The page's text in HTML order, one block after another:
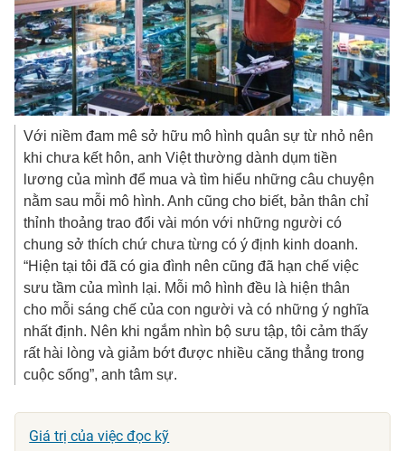
Với niềm đam mê sở hữu mô hình quân sự từ nhỏ nên
khi chưa kết hôn, anh Việt thường dành dụm tiền
lương của mình để mua và tìm hiểu những câu chuyện
nằm sau mỗi mô hình. Anh cũng cho biết, bản thân chỉ
thỉnh thoảng trao đổi vài món với những người có
chung sở thích chứ chưa từng có ý định kinh doanh.
“Hiện tại tôi đã có gia đình nên cũng đã hạn chế việc
sưu tầm của mình lại. Mỗi mô hình đều là hiện thân
cho mỗi sáng chế của con người và có những ý nghĩa
nhất định. Nên khi ngắm nhìn bộ sưu tập, tôi cảm thấy
rất hài lòng và giảm bớt được nhiều căng thẳng trong
cuộc sống”, anh tâm sự.
Giá trị của việc đọc kỹ